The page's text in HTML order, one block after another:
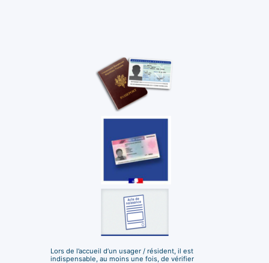
Lors de l’accueil d’un usager / résident, il est
indispensable, au moins une fois, de vérifier